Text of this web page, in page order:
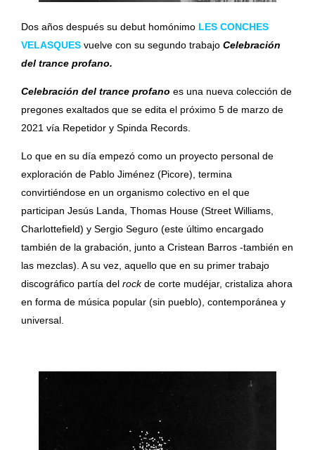
Dos años después su debut homónimo LES CONCHES
VELASQUES vuelve con su segundo trabajo Celebración
del trance profano.
Celebración del trance profano es una nueva colección de
pregones exaltados que se edita el próximo 5 de marzo de
2021 vía Repetidor y Spinda Records.
Lo que en su día empezó como un proyecto personal de
exploración de Pablo Jiménez (Picore), termina
convirtiéndose en un organismo colectivo en el que
participan Jesús Landa, Thomas House (Street Williams,
Charlottefield) y Sergio Seguro (este último encargado
también de la grabación, junto a Cristean Barros -también en
las mezclas). A su vez, aquello que en su primer trabajo
discográfico partía del rockde corte mudéjar, cristaliza ahora
en forma de música popular (sin pueblo), contemporánea y
universal.